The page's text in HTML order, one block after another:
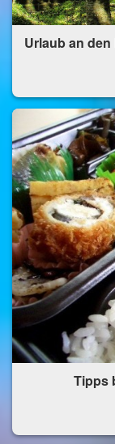
Urlaub an
Tipps